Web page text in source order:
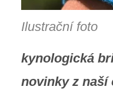
Ilustrační foto
kynologická
novinky z naší